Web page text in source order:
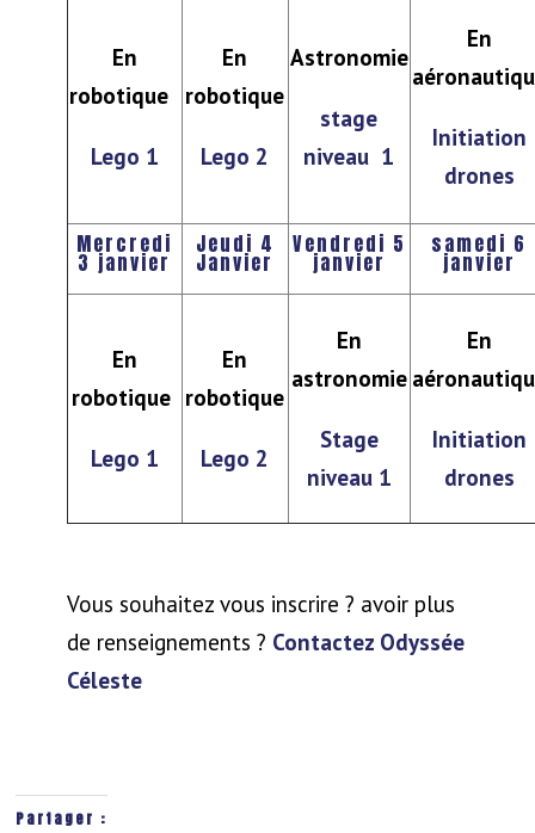
En
robotique
Lego 1
En
robotique
Lego 2
Astronomie
stage
niveau 1
En
Initiation
drones
Mercredi
3 janvier
Jeudi 4
Janvier
Vendredi 5
janvier
samedi 6
janvier
En
robotique
Lego 1
En
robotique
Lego 2
En
astronomie
Stage
niveau 1
En
Initiation
drones
Vous souhaitez vous inscrire ? avoir plus
de renseignements ? Contactez Odyssée
Céleste
Partager :